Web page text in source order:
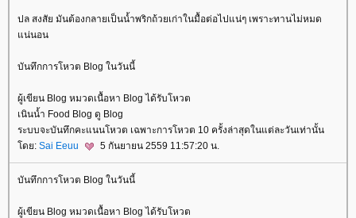
ปล สงสัย มันต้องกลายเป็นน้ำพริกถ้วยเก่าในมื้อต่อไปแน่ๆ เพราะทานไม่หมด
น่นอน
บันทึกการโหวต Blog ในวันนี้
ผู้เขียน Blog หมวดเนื้อหา Blog ได้รับโหวต
เนินน้ำ Food Blog ดู Blog
ระบบจะบันทึกคะแนนโหวต เฉพาะการโหวต 10 ครั้งล่าสุดในแต่ละวันเท่านั้น
ดย: Sai Eeuu 5 กันยายน 2559 11:57:20 น.
บันทึกการโหวต Blog ในวันนี้
ผู้เขียน Blog หมวดเนื้อหา Blog ได้รับโหวต